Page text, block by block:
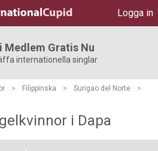
Logga in
Medlem Gratis Nu
internationella singlar
> Filippinska > Surigao del Norte
>
i Dapa